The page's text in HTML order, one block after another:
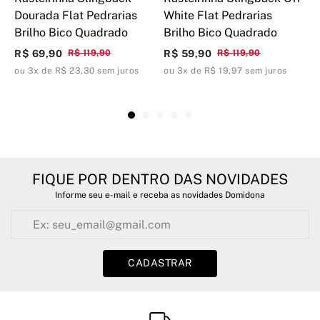
Dourada Flat Pedrarias
Brilho Bico Quadrado
R$ 119,90
R$ 69,90
ou 3x de R$ 23,30 sem juros
White Flat Pedrarias
Brilho Bico Quadrado
R$ 119,90
R$ 59,90
ou 3x de R$ 19,97 sem juros
FIQUE POR DENTRO DAS NOVIDADES
Informe seu e-mail e receba as novidades Domidona
CADASTRAR